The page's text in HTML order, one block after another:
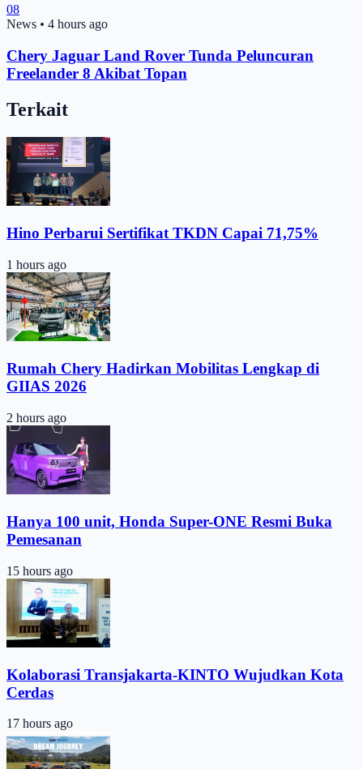
08
News • 4 hours ago
Chery Jaguar Land Rover Tunda Peluncuran
Freelander 8 Akibat Topan
Terkait
Hino Perbarui Sertifikat TKDN Capai 71,75%
1 hours ago
Rumah Chery Hadirkan Mobilitas Lengkap di
GIIAS 2026
2 hours ago
Hanya 100 unit, Honda Super-ONE Resmi Buka
Pemesanan
15 hours ago
Kolaborasi Transjakarta-KINTO Wujudkan Kota
Cerdas
17 hours ago